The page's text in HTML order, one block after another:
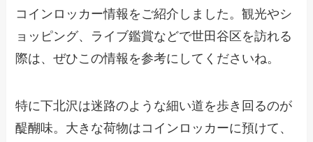
コインロッカー情報をご紹介しました。観光やシ
ョッピング、ライブ鑑賞などで世田谷区を訪れる
際は、ぜひこの情報を参考にしてくださいね。
特に下北沢は迷路のような細い道を歩き回るのが
醍醐味。大きな荷物はコインロッカーに預けて、